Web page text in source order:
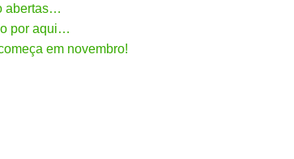
abertas…
por aqui…
em novembro!